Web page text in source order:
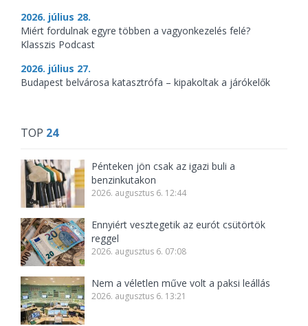
2026. július 28.
Miért fordulnak egyre többen a vagyonkezelés felé?
Klasszis Podcast
2026. július 27.
Budapest belvárosa katasztrófa – kipakoltak a járókelők
TOP 24
Pénteken jön csak az igazi buli a
benzinkutakon
2026. augusztus 6. 12:44
Ennyiért vesztegetik az eurót csütörtök
reggel
2026. augusztus 6. 07:08
Nem a véletlen műve volt a paksi leállás
2026. augusztus 6. 13:21